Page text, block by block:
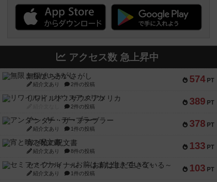
アクセス数 急上昇中
574 PT
無限まちがいさがし
紹介文あり 2件の投稿
389 PT
リワイルド：サウスアメリカ
2件の投稿
378 PT
アンダー・ザ・テーブラー
紹介文あり 1件の投稿
133 PT
宵と暁の呪文書
紹介文あり 8件の投稿
103 PT
セミファイナル ～お前はまだ生きている～
紹介文あり 1件の投稿